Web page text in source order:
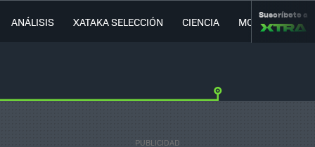
ANÁLISIS XATAKA SELECCIÓN CIENCIA MOVILIDAD
Suscríbete a